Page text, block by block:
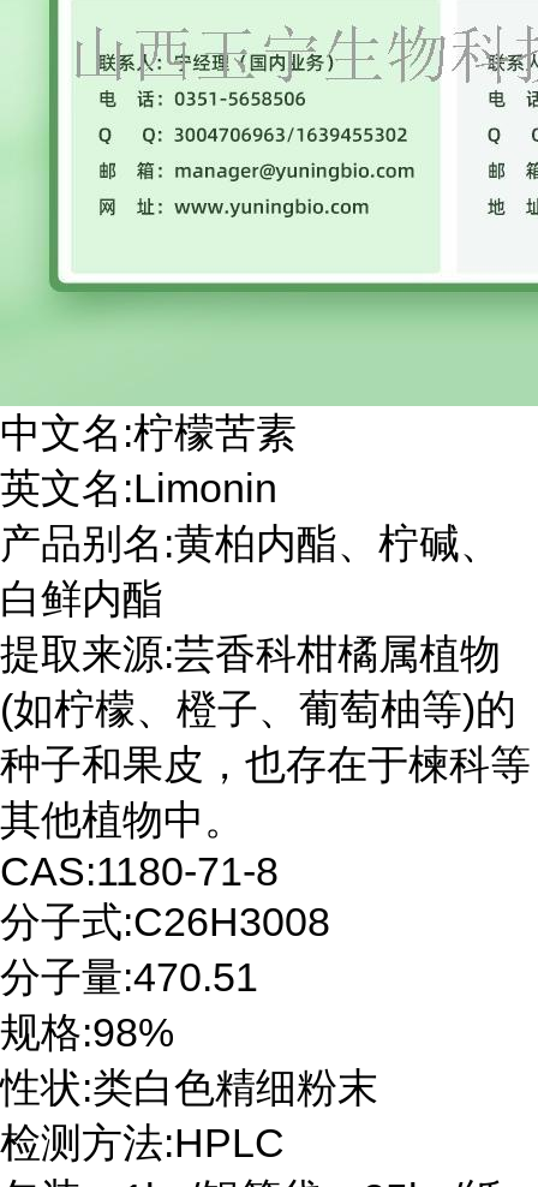
中文名:柠檬苦素
英文名:Limonin
产品别名:黄柏内酯、柠碱、
白鲜内酯
提取来源:芸香科柑橘属植物
(如柠檬、橙子、葡萄柚等)的
种子和果皮，也存在于楝科等
其他植物中。
CAS:1180-71-8
分子式:C26H3008
分子量:470.51
规格:98%
性状:类白色精细粉末
检测方法:HPLC